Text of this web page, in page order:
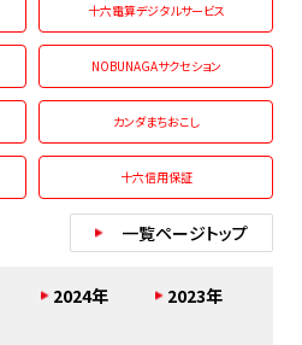
English
十六電算デジタルサービス
NOBUNAGAサクセション
カンダまちおこし
十六信用保証
一覧ページトップ
2024年
2023年